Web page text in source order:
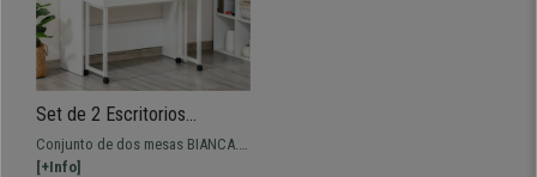
Set de 2 Escritorios
BIANCA, Dimensiones
100x36x88 cm y 94x34x75
Conjunto de dos mesas BIANCA.
Dimensiones 100x36x88 cm y
[+Info]